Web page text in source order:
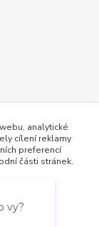
analytické
cílení reklamy
preferencí
části stránek.
vy?